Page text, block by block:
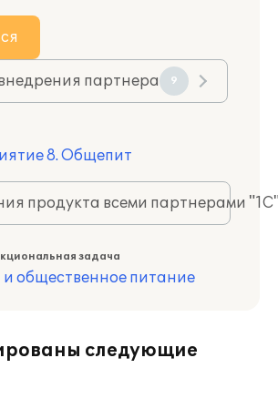
партнера 9
8. Общепит
продукта всеми партнерами
задача
общественное питание
следующие